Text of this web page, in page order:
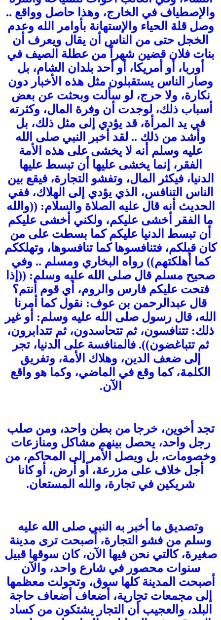
والإصطياف في الخارج، وهذا حاصل وواقع ..
وصل قلة الحياء والإستهانة بأوامر الله وعدم
الخجل حتى من الناس أن يقال ويعرف أن
بنات فلان قضين شهراً من عطلة الصيف في
أوربا، أو أمريكا، أو أحد بلدان الشام، بل
وصار الناس يستقبلون مثل هذه الأخبار دون
نكارة، ولا حرج، لو سألت وبحثت عن بعض
أسباب ذلك، لوجدت أن وفرة المال، وكثرته
في يد المرأة، قد يؤدي إلى مثل ذلك، بل
وأشد من ذلك .. لقد أخبر النبي صلى الله
عليه وسلم أنه لا يخشى على هذه الأمة
الفقر، إنما يخشى عليها أن تبسط عليها
الدنيا، فيكثر المال، وتفشو التجارة، فيقع بين
الناس التنافس، الذي يؤدي إلى الهلاك، ففي
الحديث أنه قال عليه الصلاة والسلام: ((والله
ما الفقر أخشى عليكم، ولكني أخشى عليكم
أن تبسط الدنيا عليكم كما بسطت على من
كان قبلكم، فتنافسوها كما تنافسوها، وتهلككم
كما أهلكتهم)) رواه البخاري ومسلم .. وفي
صحيح مسلم قال صلى الله عليه وسلم: ((إذا
فتحت عليكم فارس والروم، أي قوم أنتم؟
قال عبدالرحمن بن عوف: نقول كما أمرنا
الله، قال رسول صلى الله عليه وسلم: أو غير
ذلك: تتنافسون، ثم تتحاسدون، ثم تتدابرون،
ثم تتباغضون)). فالمنافسة على الدنيا، تجر
إلى ضعف الدين، وهلاك الأمة، وتفريق
الكلمة، كما وقع في الماضي، وكما هو واقع
الآن.
تجد أخوين، خرجا من بطن واحد، ومن صلب
رجل واحد، يحصل بينهم مشاكل ومنازعات
وخصومات، بل ويصل الأمر إلى المحاكم، من
أجل خلاف على مزرعة، أو أرض، أو كانا
شريكين في تجارة، والله المستعان.
وتصديق ما أخبر به النبي صلى الله عليه
وسلم من فشو التجارة، أصبحت ترى مدينة
صغيرة، كالتي نحن فيها الآن، كان سوقها قبيل
سنوات محصور في شارع واحد، والآن
أصبحت المدينة كلها سوق، وتحولت معظمها
إلى مجمعات تجارية، أضعاف أضعاف حاجة
البلد، والعجيب أن التجار يشتكون من كساد